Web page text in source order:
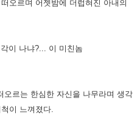
오르며 어젯밤에 더럽혀진 아내의
이 나냐?... 이 미친놈
오르는 한심한 자신을 나무라며 생각
이 느껴졌다.